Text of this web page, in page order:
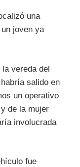
una
joven ya
vereda del
salido en
un operativo
de la mujer
involucrada
fue